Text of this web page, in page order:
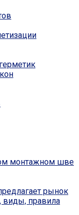
монтажном шве
рынок
виды, правила